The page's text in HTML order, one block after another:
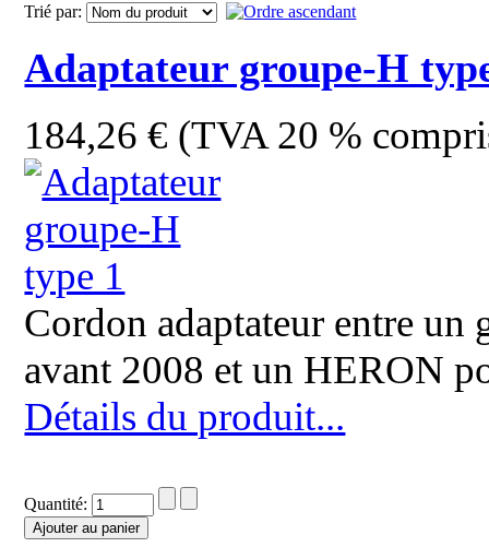
Trié par:
Adaptateur groupe-H
184,26 € (TVA 20 %
Cordon adaptateur entre un
avant 2008 et un HERON
Détails du produit...
Quantité: